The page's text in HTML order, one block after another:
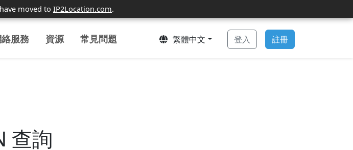
moved to IP2Location.com.
服務 資源 常見問題 繁體中文 登入 註冊
查詢